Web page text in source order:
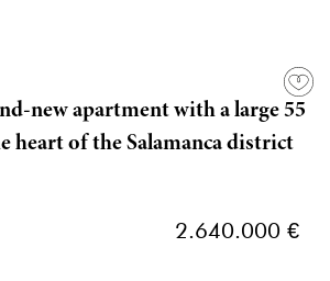
new apartment with a large 55
heart of the Salamanca district
2.640.000 €